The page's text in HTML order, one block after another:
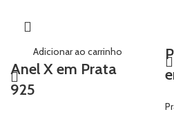
Adicionar ao carrinho
Anel X em Prata
925